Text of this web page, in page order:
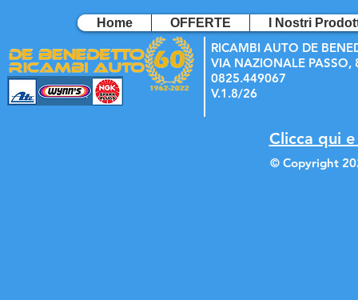
Home OFFERTE I Nostri
RICAMBI AUTO DE
VIA NAZIONALE PASSO,
0825.449067
V.1.8/26
Clicca qui
© Copyright